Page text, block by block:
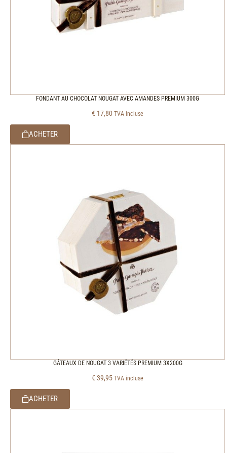
FONDANT AU CHOCOLAT NOUGAT AVEC AMANDES PREMIUM 300G
€ 17,80 TVA incluse
ACHETER
GÂTEAUX DE NOUGAT 3 VARIÉTÉS PREMIUM 3X200G
€ 39,95 TVA incluse
ACHETER